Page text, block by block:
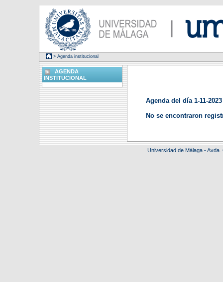
> Agenda institucional
Agenda del día 1-11-2023
No se encontraron
AGENDA
INSTITUCIONAL
Universidad de Málaga -